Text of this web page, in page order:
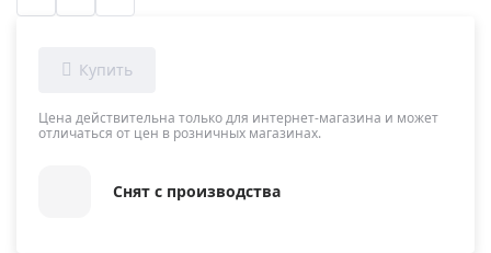
Цена действительна только для интернет-магазина и может
отличаться от цен в розничных магазинах.
Снят с производства